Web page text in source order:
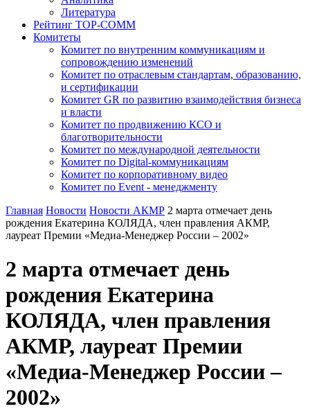
Литература
Рейтинг TOP-COMM
Комитеты
Комитет по внутренним коммуникациям и
сопровождению изменений
Комитет по отраслевым стандартам, образованию,
и сертификации
Комитет GR по развитию взаимодействия бизнеса
и власти
Комитет по продвижению КСО и
благотворительности
Комитет по международной деятельности
Комитет по Digital-коммуникациям
Комитет по корпоративному видео
Комитет по Event - менеджменту
Главная Новости Новости АКМР 2 марта отмечает день
рождения Екатерина КОЛЯДА, член правления АКМР,
лауреат Премии «Медиа-Менеджер России – 2002»
2 марта отмечает день
рождения Екатерина
КОЛЯДА, член правления
АКМР, лауреат Премии
«Медиа-Менеджер России –
2002»